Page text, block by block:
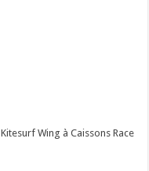
Wing à Caissons Race